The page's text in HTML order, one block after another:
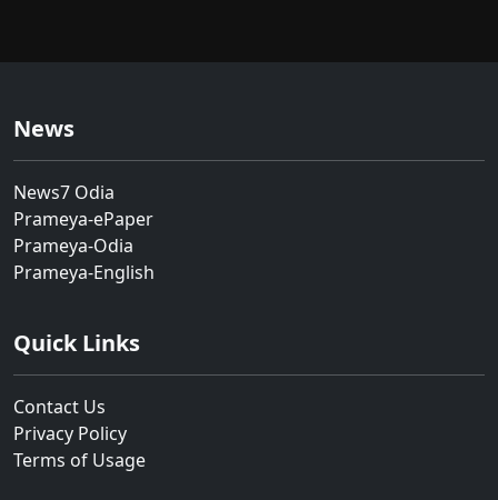
News
News7 Odia
Prameya-ePaper
Prameya-Odia
Prameya-English
Quick Links
Contact Us
Privacy Policy
Terms of Usage